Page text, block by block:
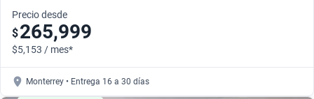
Precio desde
$265,999
$5,153 / mes*
Monterrey • Entrega 16 a 30 días